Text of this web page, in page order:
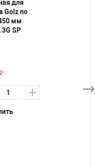
для
Golz по
мм
SP